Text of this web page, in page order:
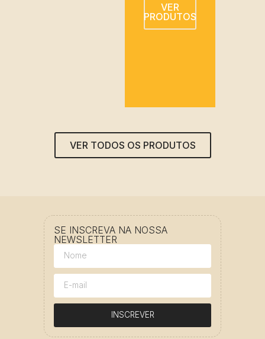
VER
PRODUTOS
VER TODOS OS PRODUTOS
SE INSCREVA NA NOSSA
NEWSLETTER
INSCREVER